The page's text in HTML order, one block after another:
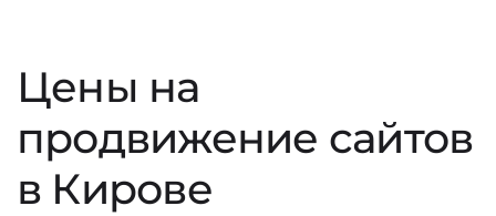
Цены на
продвижение сайтов
в Кирове